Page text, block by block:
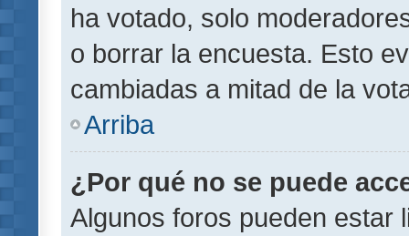
ha votado, solo
o borrar la encuesta. Esto
cambiadas a mitad de la
Arriba
¿Por qué no se puede
Algunos foros pueden estar